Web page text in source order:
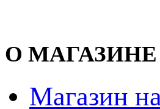
О МАГАЗИНЕ
Магазин